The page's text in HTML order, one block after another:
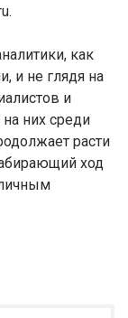
как
и не глядя на
и
них среди
расти
ход